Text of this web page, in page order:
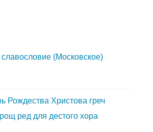
(Московское)
Рождества Христова греч
ред для дестого хора